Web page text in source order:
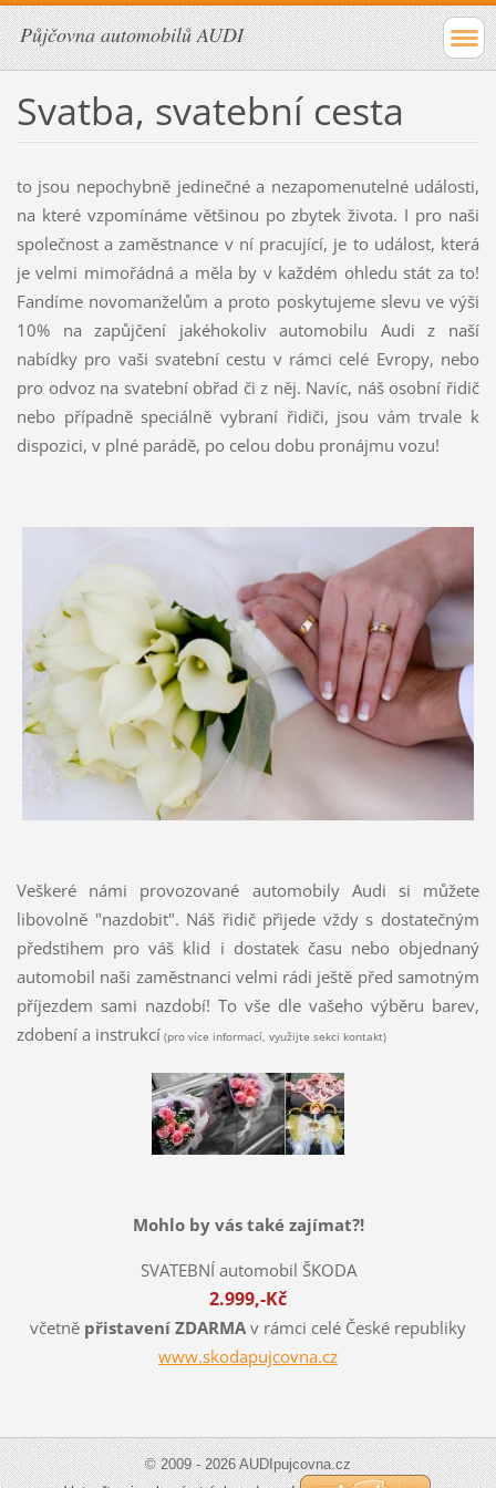
Půjčovna automobilů AUDI
Svatba, svatební cesta
to jsou nepochybně jedinečné a nezapomenutelné události,
na které vzpomínáme většinou po zbytek života. I pro naši
společnost a zaměstnance v ní pracující, je to událost, která
je velmi mimořádná a měla by v každém ohledu stát za to!
Fandíme novomanželům a proto poskytujeme slevu ve výši
10% na zapůjčení jakéhokoliv automobilu Audi z naší
nabídky pro vaši svatební cestu v rámci celé Evropy, nebo
pro odvoz na svatební obřad či z něj. Navíc, náš osobní řidič
nebo případně speciálně vybraní řidiči, jsou vám trvale k
dispozici, v plné parádě, po celou dobu pronájmu vozu!
Veškeré námi provozované automobily Audi si můžete
libovolně "nazdobit". Náš řidič přijede vždy s dostatečným
předstihem pro váš klid i dostatek času nebo objednaný
automobil naši zaměstnanci velmi rádi ještě před samotným
příjezdem sami nazdobí! To vše dle vašeho výběru barev,
zdobení a instrukcí (pro více informací, využijte sekci kontakt)
Mohlo by vás také zajímat?!
SVATEBNÍ automobil ŠKODA
2.999,-Kč
včetně přistavení ZDARMA v rámci celé České republiky
www.skodapujcovna.cz
© 2009 - 2026 AUDIpujcovna.cz